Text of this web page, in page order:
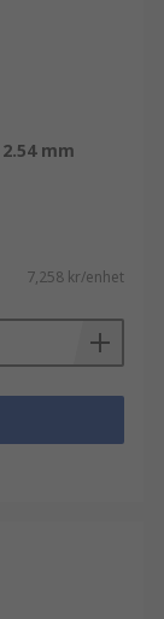
mm
7,258 kr/enhet